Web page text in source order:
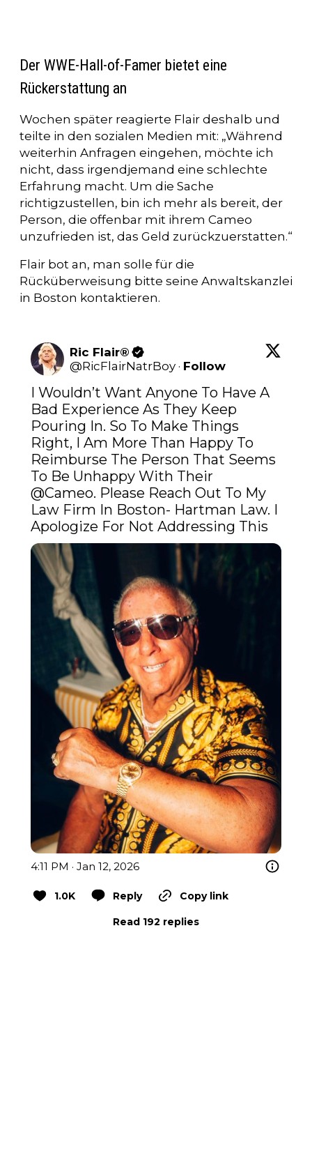
Der WWE-Hall-of-Famer bietet eine
Rückerstattung an
Wochen später reagierte Flair deshalb und
teilte in den sozialen Medien mit: „Während
weiterhin Anfragen eingehen, möchte ich
nicht, dass irgendjemand eine schlechte
Erfahrung macht. Um die Sache
richtigzustellen, bin ich mehr als bereit, der
Person, die offenbar mit ihrem Cameo
unzufrieden ist, das Geld zurückzuerstatten.“
Flair bot an, man solle für die
Rücküberweisung bitte seine Anwaltskanzlei
in Boston kontaktieren.
Ric Flair®
@RicFlairNatrBoy · Follow
I Wouldn’t Want Anyone To Have A
Bad Experience As They Keep
Pouring In. So To Make Things
Right, I Am More Than Happy To
Reimburse The Person That Seems
@Cameo. Please Reach Out To My
Law Firm In Boston- Hartman Law. I
Apologize For Not Addressing This
4:11 PM · Jan 12, 2026
1.0K Reply Copy link
Read 192 replies